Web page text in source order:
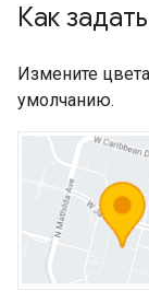
Как
Измените
умолчанию.